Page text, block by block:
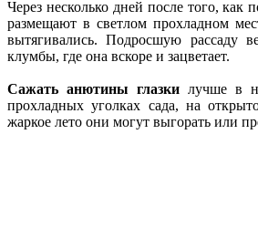
Через несколько дней после того, как
размещают в светлом прохладном
вытягивались. Подросшую рассаду
клумбы, где она вскоре и зацветает.
Сажать анютины глазки лучше в
прохладных уголках сада, на
жаркое лето они могут выгорать или